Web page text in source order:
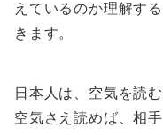
えているのか理解す
きます。
日本人は、空気を読
空気さえ読めば、相